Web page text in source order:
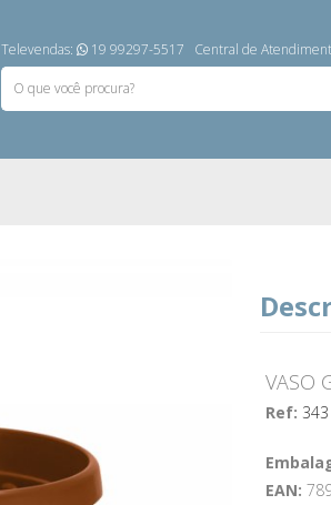
Televendas: 19 99297-5517 Central de
VASO
Ref: 343
EAN: